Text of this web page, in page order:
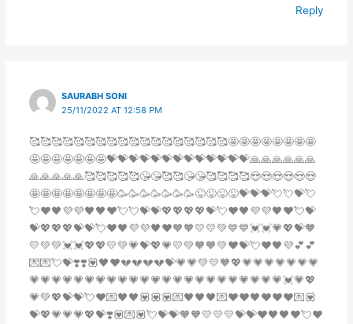
Reply
SAURABH SONI
25/11/2022 AT 12:58 PM
🥰🥰🥰🥰🥰🥰🥰🥰🥰🥰🥰🥰🥰🥰🥰🥰🥰🥰🤩🤩🤩🤩🤩🤩🤩🤩
🤩🤩🤩🤩🤩🤩🤩💝💝💝💝💝💝💝💝💝💝💝💝💝🙏🙏🙏🙏🙏🙏
🙏🙏🙏🙏🙏🥰🥰🥰🥰🥰😘😘🥰🥰😘😘🥰🥰🥰🥰😍😍😍😍😍😍
🤩🤩🤩🤩🤩🤩🤩🤩🥳🥳🥳🥳🥳🥳🥳😜😜😜😜💝💝💝💘💘💝💘
💘♥️🖤💜💜🖤🖤♥️💘💘💝💝💖💖💖💖💝💘♥️🖤💜💜🖤♥️💘💝
💝💖💖💖💝💝💘♥️🖤💜💜🖤♥️🧡🧡💛💛💚💙💙💓💓💗💖💝🧡
💛💚💚💓💓💖💖💛💚💗💝💖💗💛💚🧡🧡💚❤️💝💘♥️🖤💜💕💕
💌💌💘💝❣️❣️💟🖤♥️💔💔💔💔💝💗💗💚💛🧡💖💗💗💗💗💗💗💗
💗💗💗💗💗💗💗💗💗💗💗💗💗💗💗💗💗💗💗💗💗💗💗💓💗💖
💗💚💖💝💝💘♥️💌🖤🖤💟💟💟💌🖤🖤🖤💌♥️♥️🖤♥️♥️♥️💌💟
💝💖💗💗💗💖💝❣️💟💌💟💘💝💝🧡🧡💛💛💛💝💝♥️🖤🖤♥️💘❤️